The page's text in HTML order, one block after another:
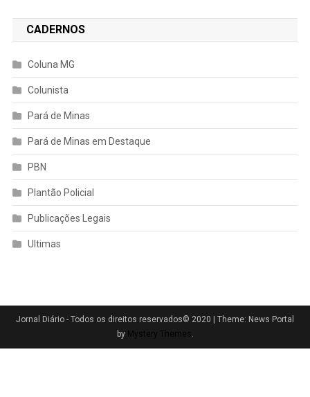
CADERNOS
Coluna MG
Colunista
Pará de Minas
Pará de Minas em Destaque
PBN
Plantão Policial
Publicações Legais
Ultimas
Jornal Diário - Todos os direitos reservados© 2020
Theme: News Portal
by Mystery Themes .